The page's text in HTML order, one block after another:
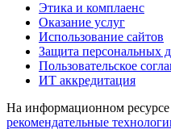
Этика и комплаенс
Оказание услуг
Использование сайтов
Защита персональных
Пользовательское
ИТ аккредитация
На информационном ресурсе
рекомендательные